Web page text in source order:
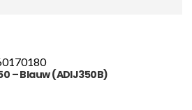
170180
– Blauw (ADIJ350B)